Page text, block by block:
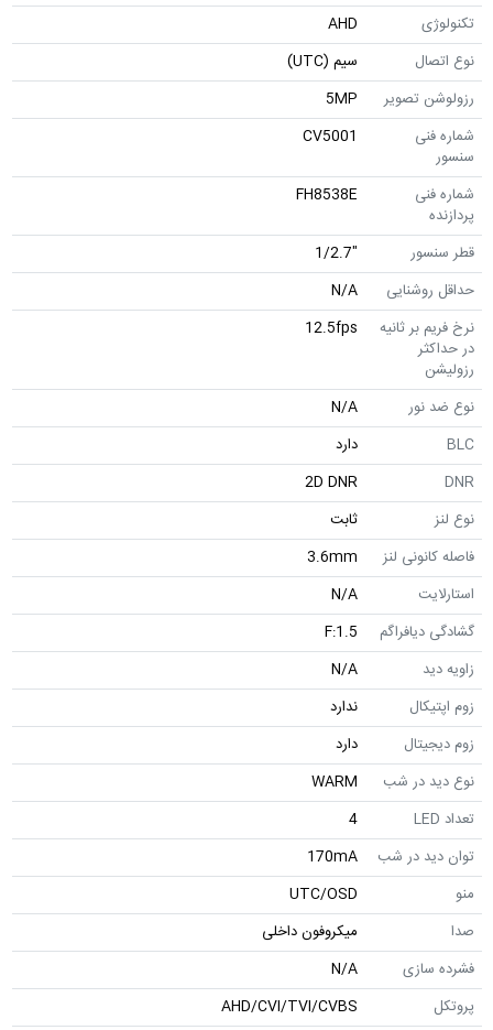
تکنولوژی
AHD
نوع اتصال
سیم (UTC)
رزولوشن تصویر
5MP
شماره فنی
سنسور
CV5001
شماره فنی
پردازنده
FH8538E
قطر سنسور
"1/2.7
حداقل روشنایی
N/A
نرخ فریم بر ثانیه
در حداکثر
رزولیشن
12.5fps
نوع ضد نور
N/A
BLC
دارد
DNR
2D DNR
نوع لنز
ثابت
فاصله کانونی لنز
3.6mm
استارلایت
N/A
گشادگی دیافراگم
F:1.5
زاویه دید
N/A
زوم اپتیکال
ندارد
زوم دیجیتال
دارد
نوع دید در شب
WARM
تعداد LED
4
توان دید در شب
170mA
منو
UTC/OSD
صدا
میکروفون داخلی
فشرده سازی
N/A
پروتکل
AHD/CVI/TVI/CVBS